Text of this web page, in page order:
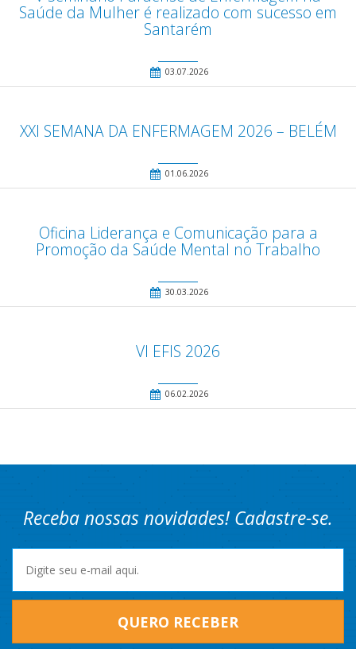
Saúde da Mulher é realizado com sucesso em
Santarém
03.07.2026
XXI SEMANA DA ENFERMAGEM 2026 – BELÉM
01.06.2026
Oficina Liderança e Comunicação para a
Promoção da Saúde Mental no Trabalho
30.03.2026
VI EFIS 2026
06.02.2026
Receba nossas novidades! Cadastre-se.
QUERO RECEBER